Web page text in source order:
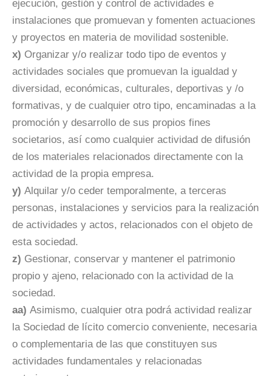
ejecución, gestión y control de actividades e
instalaciones que promuevan y fomenten actuaciones
y proyectos en materia de movilidad sostenible.
x) Organizar y/o realizar todo tipo de eventos y
actividades sociales que promuevan la igualdad y
diversidad, económicas, culturales, deportivas y /o
formativas, y de cualquier otro tipo, encaminadas a la
promoción y desarrollo de sus propios fines
societarios, así como cualquier actividad de difusión
de los materiales relacionados directamente con la
actividad de la propia empresa.
y) Alquilar y/o ceder temporalmente, a terceras
personas, instalaciones y servicios para la realización
de actividades y actos, relacionados con el objeto de
esta sociedad.
z) Gestionar, conservar y mantener el patrimonio
propio y ajeno, relacionado con la actividad de la
sociedad.
aa) Asimismo, cualquier otra podrá actividad realizar
la Sociedad de lícito comercio conveniente, necesaria
o complementaria de las que constituyen sus
actividades fundamentales y relacionadas